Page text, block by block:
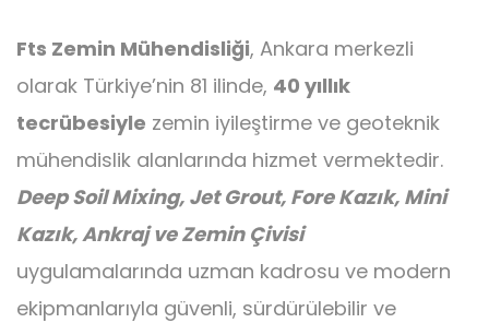
Ankraj
Mini Kazık
Fts Zemin Mühendisliği, Ankara merkezli
olarak Türkiye’nin 81 ilinde, 40 yıllık
tecrübesiyle zemin iyileştirme ve geoteknik
mühendislik alanlarında hizmet vermektedir.
Deep Soil Mixing, Jet Grout, Fore Kazık, Mini
Kazık, Ankraj ve Zemin Çivisi
uygulamalarında uzman kadrosu ve modern
ekipmanlarıyla güvenli, sürdürülebilir ve